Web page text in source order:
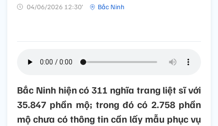
04/06/2026 12:30’ Bắc Ninh
Bắc Ninh hiện có 311 nghĩa trang liệt sĩ với
35.847 phần mộ; trong đó có 2.758 phần
mộ chưa có thông tin cần lấy mẫu phục vụ